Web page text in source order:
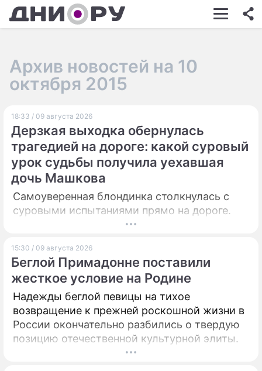
ШОУ-БИЗНЕС
КИНО
ЭКОНОМИКА
ПРОИСШЕСТВИЯ
СТИЛЬ ЖИЗНИ
ИГРЫ
ПРЕСС-РЕЛИЗЫ
О ПРОЕКТЕ
Архив новостей на 10
октября 2015
18:33 / 09 августа 2026
Дерзкая выходка обернулась
трагедией на дороге: какой суровый
урок судьбы получила уехавшая
дочь Машкова
Самоуверенная блондинка столкнулась с
суровыми испытаниями прямо на дороге.
15:30 / 09 августа 2026
Беглой Примадонне поставили
жесткое условие на Родине
Надежды беглой певицы на тихое
возвращение к прежней роскошной жизни в
России окончательно разбились о твердую
позицию отечественной культурной элиты.